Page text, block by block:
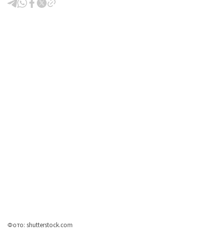
Фото: shutterstock.com